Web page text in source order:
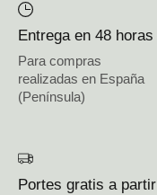
Entrega en 48 horas
Para compras
realizadas en España
(Península)
Portes gratis a partir